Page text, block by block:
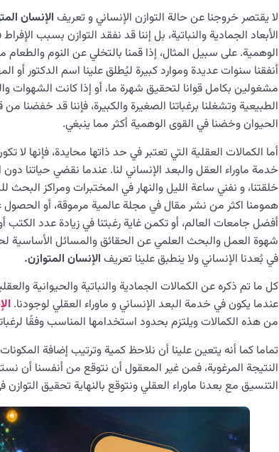
لا يقتصر خروجنا عن حالة التوازن الإنساني و تعريف الإنسان
الأبعاد الجمادية والنباتية، بل إننا قد نفقد التوازن بسبب
الوهمية. على سبيل المثال، إذا قمنا بالتخلي عن النوم
أنفقنا سنوات عديدة وموارد كبيرة ليُطلق علينا اسم الدكتور أو
مشغولين بكامل قوانا لتحقيق شهرة ما، أو إذا كانت الشهوات
الطبيعية وتشغلنا برغباتنا الصغيرة والكبيرة، فإننا قد خفضنا
الحيوان وخضنا في القوى الوهمية أكثر مما ينبغي.
أما الكمالات العقلية التي تعتبر في حد ذاتها محايدة، فإنها لا
خدمة ماوراء العقل والبعد الإنساني لنا. عندما نقضي حياتنا
خلقتنا، و نفني ساعة الليل والنهار في المختبرات ومراكز البحث
همومنا اكثر من نشر مقال في مجلة عالمية مرموقة، أو
أفضل جامعات العالم، أو تكمن غاية رغبتنا في زيادة عدد الكتب
شهوة العمل والبحث العلمي عن الحقائق والمسائل الأساسية
في بُعدنا الإنساني ولا ينطبق علينا تعريف الإنسان المتوازن.
كل ما تم ذكره عن الكمالات الجمادية والنباتية والحيوانية
عندما يكون في خدمة البعد الإنساني و ماوراء العقلي لوجودنا.
من هذه الكمالات ويلتزم بحدود استخدامها المناسب وفقًا
تماما كما أنه يتعين علينا أن نلاحظ كمية وترتيب إضافة
النتيجة المرغوبة، فمن غير المعقول أن نتوقع من أنفسنا أن
التنسيق مع بعدنا ماوراء العقلي ونتوقع بالنهاية تحقيق التوازن